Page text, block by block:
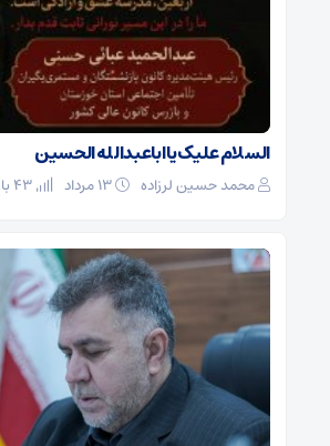
السلام علیک یا اباعبدالله الحسین
محمد حسین لرزاده